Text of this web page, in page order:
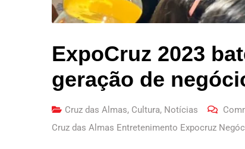
ExpoCruz 2023
geração de
Cruz das Almas, Cultura, Notícias
Cruz das Almas Entretenimento Expocruz